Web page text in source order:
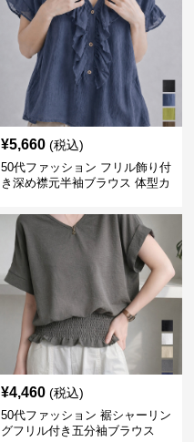
¥5,660 (税込)
50代ファッション フリル飾り付
き深め襟元半袖ブラウス 体型カ
¥4,460 (税込)
50代ファッション 裾シャーリン
グフリル付き五分袖ブラウス